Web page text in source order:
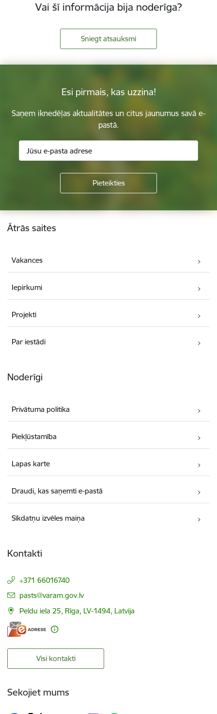
Vai šī informācija bija noderīga?
Sniegt atsauksmi
Esi pirmais, kas uzzina!
Saņem iknedēļas aktualitātes un citus jaunumus savā e-
pastā.
Kājene
Ātrās saites
Vakances
Iepirkumi
Projekti
Par iestādi
Noderīgi
Privātuma politika
Piekļūstamība
Lapas karte
Draudi, kas saņemti e-pastā
Sīkdatņu izvēles maiņa
Kontakti
+371 66016740
E-pasts:
pasts@varam.gov.lv
Peldu iela 25, Rīga, LV-1494, Latvija
Visi kontakti
Sekojiet mums